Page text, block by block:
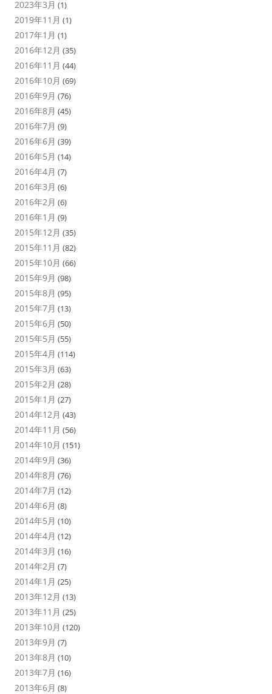
2023年3月 (1)
2019年11月 (1)
2017年1月 (1)
2016年12月 (35)
2016年11月 (44)
2016年10月 (69)
2016年9月 (76)
2016年8月 (45)
2016年7月 (9)
2016年6月 (39)
2016年5月 (14)
2016年4月 (7)
2016年3月 (6)
2016年2月 (6)
2016年1月 (9)
2015年12月 (35)
2015年11月 (82)
2015年10月 (66)
2015年9月 (98)
2015年8月 (95)
2015年7月 (13)
2015年6月 (50)
2015年5月 (55)
2015年4月 (114)
2015年3月 (63)
2015年2月 (28)
2015年1月 (27)
2014年12月 (43)
2014年11月 (56)
2014年10月 (151)
2014年9月 (36)
2014年8月 (76)
2014年7月 (12)
2014年6月 (8)
2014年5月 (10)
2014年4月 (12)
2014年3月 (16)
2014年2月 (7)
2014年1月 (25)
2013年12月 (13)
2013年11月 (25)
2013年10月 (120)
2013年9月 (7)
2013年8月 (10)
2013年7月 (16)
2013年6月 (8)